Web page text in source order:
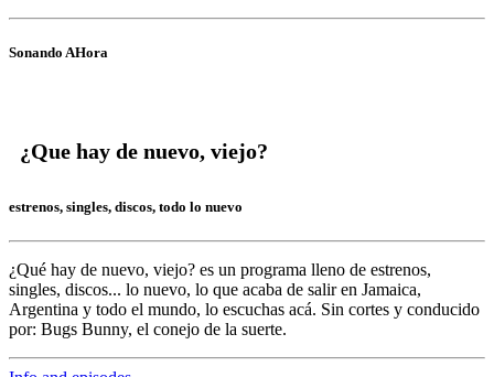
Sonando AHora
¿Que hay de nuevo, viejo?
estrenos, singles, discos, todo lo nuevo
¿Qué hay de nuevo, viejo? es un programa lleno de estrenos,
singles, discos... lo nuevo, lo que acaba de salir en Jamaica,
Argentina y todo el mundo, lo escuchas acá. Sin cortes y conducido
por: Bugs Bunny, el conejo de la suerte.